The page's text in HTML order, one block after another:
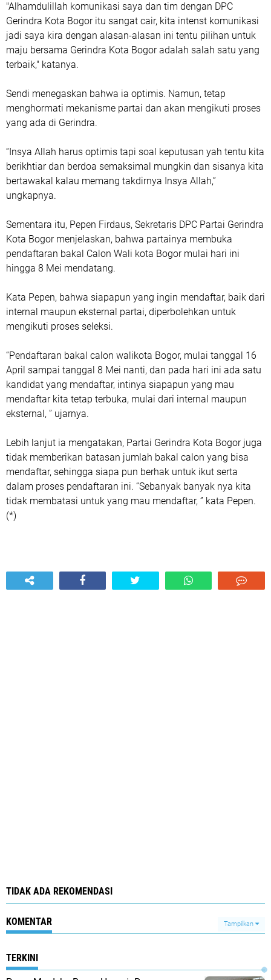
"Alhamdulillah komunikasi saya dan tim dengan DPC
Gerindra Kota Bogor itu sangat cair, kita intenst komunikasi
jadi saya kira dengan alasan-alasan ini tentu pilihan untuk
maju bersama Gerindra Kota Bogor adalah salah satu yang
terbaik," katanya.
Sendi menegaskan bahwa ia optimis. Namun, tetap
menghormati mekanisme partai dan akan mengikuti proses
yang ada di Gerindra.
“Insya Allah harus optimis tapi soal keputusan yah tentu kita
berikhtiar dan berdoa semaksimal mungkin dan sisanya kita
bertawakal kalau memang takdirnya Insya Allah,”
ungkapnya.
Sementara itu, Pepen Firdaus, Sekretaris DPC Partai Gerindra
Kota Bogor menjelaskan, bahwa partainya membuka
pendaftaran bakal Calon Wali kota Bogor mulai hari ini
hingga 8 Mei mendatang.
Kata Pepen, bahwa siapapun yang ingin mendaftar, baik dari
internal maupun eksternal partai, diperbolehkan untuk
mengikuti proses seleksi.
“Pendaftaran bakal calon walikota Bogor, mulai tanggal 16
April sampai tanggal 8 Mei nanti, dan pada hari ini ada satu
kandidat yang mendaftar, intinya siapapun yang mau
mendaftar kita tetap terbuka, mulai dari internal maupun
eksternal, ” ujarnya.
Lebih lanjut ia mengatakan, Partai Gerindra Kota Bogor juga
tidak memberikan batasan jumlah bakal calon yang bisa
mendaftar, sehingga siapa pun berhak untuk ikut serta
dalam proses pendaftaran ini. “Sebanyak banyak nya kita
tidak membatasi untuk yang mau mendaftar, ” kata Pepen.
(*)
TIDAK ADA REKOMENDASI
KOMENTAR Tampilkan
TERKINI